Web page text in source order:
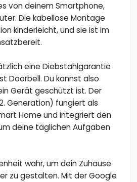
von deinem Smartphone,
Die kabellose Montage
kinderleicht, und sie ist im
eine Diebstahlgarantie
Doorbell. Du kannst also
Gerät geschützt ist. Der
Generation) fungiert als
Home und integriert den
deine täglichen Aufgaben
wahr, um dein Zuhause
zu gestalten. Mit der Google